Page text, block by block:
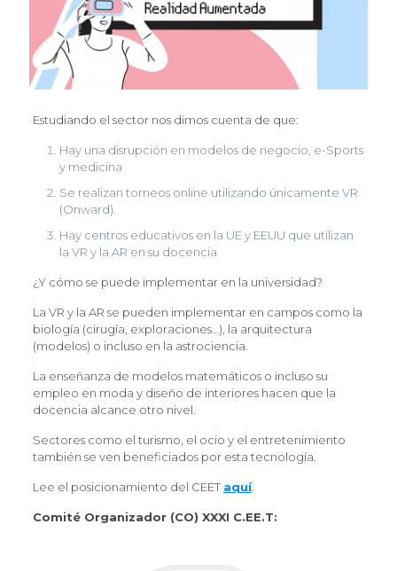
Estudiando el sector nos dimos cuenta de que:
Hay una disrupción en modelos de negocio, e-Sports
y medicina
Se realizan torneos online utilizando únicamente VR
(Onward).
Hay centros educativos en la UE y EEUU que utilizan
la VR y la AR en su docencia
¿Y cómo se puede implementar en la universidad?
La VR y la AR se pueden implementar en campos como la
biología (cirugía, exploraciones…), la arquitectura
(modelos) o incluso en la astrociencia.
La enseñanza de modelos matemáticos o incluso su
empleo en moda y diseño de interiores hacen que la
docencia alcance otro nivel.
Sectores como el turismo, el ocio y el entretenimiento
también se ven beneficiados por esta tecnología.
Lee el posicionamiento del CEET aquí.
Comité Organizador (CO) XXXI C.EE.T: